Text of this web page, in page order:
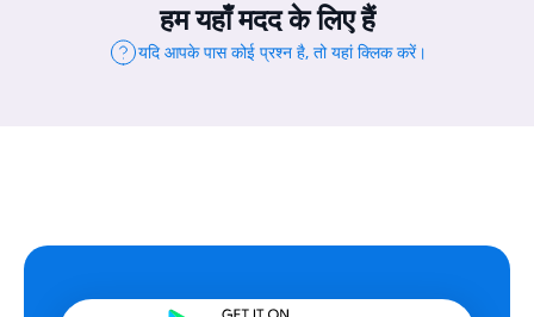
हम यहाँ मदद के लिए हैं
यदि आपके पास कोई प्रश्न है, तो यहां क्लिक करें।